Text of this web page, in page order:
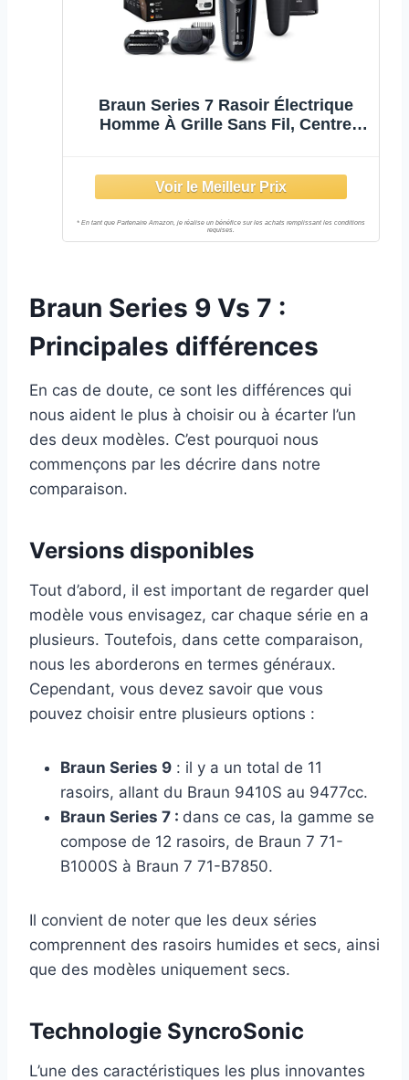
Braun Series 7 Rasoir Électrique
Homme À Grille Sans Fil, Centre
Technologie Wet & Dry,
Rechargeable, 70-B7850cc, Bleu
Braun Series 9 Vs 7 :
Principales différences
En cas de doute, ce sont les différences qui
nous aident le plus à choisir ou à écarter l’un
des deux modèles. C’est pourquoi nous
commençons par les décrire dans notre
comparaison.
Versions disponibles
Tout d’abord, il est important de regarder quel
modèle vous envisagez, car chaque série en a
plusieurs. Toutefois, dans cette comparaison,
nous les aborderons en termes généraux.
Cependant, vous devez savoir que vous
pouvez choisir entre plusieurs options :
Braun Series 9 : il y a un total de 11
rasoirs, allant du Braun 9410S au 9477cc.
Braun Series 7 : dans ce cas, la gamme se
compose de 12 rasoirs, de Braun 7 71-
B1000S à Braun 7 71-B7850.
Il convient de noter que les deux séries
comprennent des rasoirs humides et secs, ainsi
que des modèles uniquement secs.
Technologie SyncroSonic
L’une des caractéristiques les plus innovantes